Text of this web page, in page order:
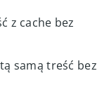
z cache bez
samą treść bez